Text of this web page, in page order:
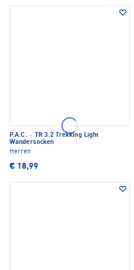
P.A.C. ·
TR 3.2 Trekking Light
Wandersocken
Herren
€ 18,99